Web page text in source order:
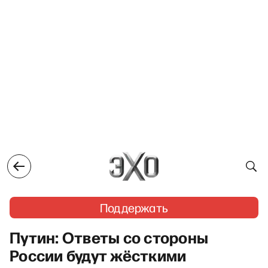
Поддержать
Путин: Ответы со стороны
России будут жёсткими